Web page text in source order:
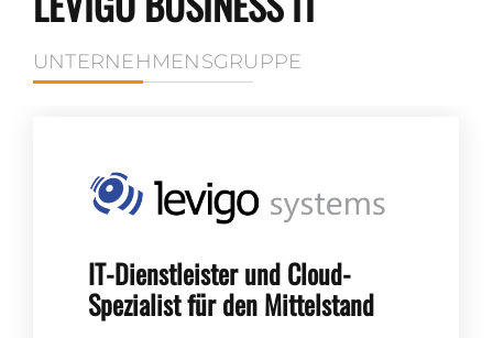
UNTERNEHMENSGRUPPE
IT-Dienstleister und Cloud-
Spezialist für den Mittelstand